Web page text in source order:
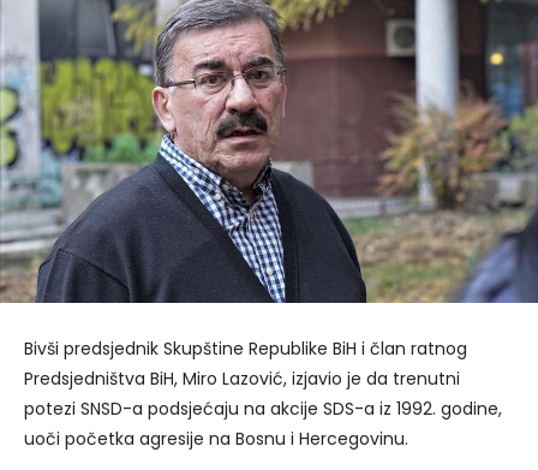
Bivši predsjednik Skupštine Republike BiH i član ratnog
Predsjedništva BiH, Miro Lazović, izjavio je da trenutni
potezi SNSD-a podsjećaju na akcije SDS-a iz 1992. godine,
uoči početka agresije na Bosnu i Hercegovinu.